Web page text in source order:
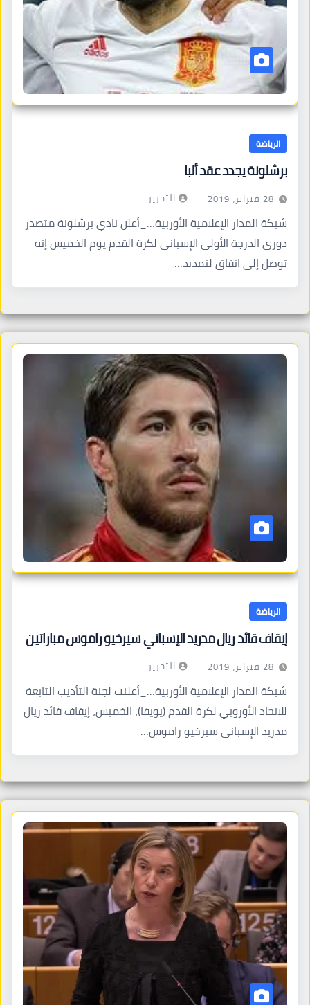
الرياضة
برشلونة يجدد عقد ألبا
28 فبراير، 2019 التحرير
شبكة المدار الإعلامية الأوربية…_أعلن نادي برشلونة متصدر
دوري الدرجة الأولى الإسباني لكرة القدم يوم الخميس إنه
توصل إلى اتفاق لتمديد…
الرياضة
إيقاف قائد ريال مدريد الإسباني سيرخيو راموس مباراتين
28 فبراير، 2019 التحرير
شبكة المدار الإعلامية الأوربية…_أعلنت لجنة التأديب التابعة
للاتحاد الأوروبي لكرة القدم (يويفا)، الخميس، إيقاف قائد ريال
مدريد الإسباني سيرخيو راموس…